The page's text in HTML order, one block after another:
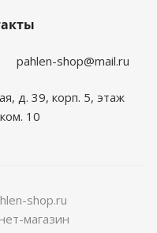
pahlen-shop@mail.ru
д. 39, корп. 5, этаж
10
shop.ru
магазин